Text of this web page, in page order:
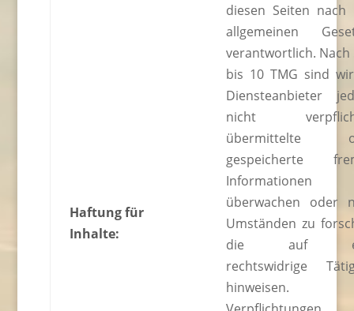
Haftung für
Inhalte:
diesen Seiten nach
allgemeinen
verantwortlich. Nach
bis 10 TMG sind
Diensteanbieter
nicht
übermittelte
gespeicherte
Informationen
überwachen oder
Umständen zu
die auf
rechtswidrige
hinweisen.